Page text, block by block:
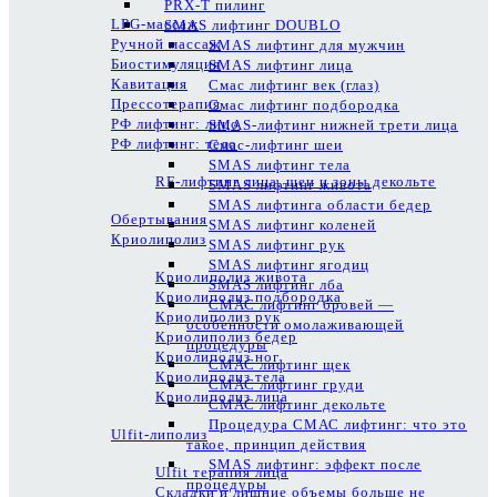
LPG-массаж
Ручной массаж
Биостимуляция
Кавитация
Прессотерапия
РФ лифтинг: лицо
РФ лифтинг: тело
RF-лифтинг лица, шеи и зоны декольте
Обертывания
Криолиполиз
Криолиполиз живота
Криолиполиз подбородка
Криолиполиз рук
Криолиполиз бедер
Криолиполиз ног
Криолиполиз тела
Криолиполиз лица
Ulfit-липолиз
Ulfit терапия лица
Складки и лишние объемы больше не
PRX-T пилинг
SMAS лифтинг DOUBLO
SMAS лифтинг для мужчин
SMAS лифтинг лица
Смас лифтинг век (глаз)
Смас лифтинг подбородка
SMAS-лифтинг нижней трети лица
Смас-лифтинг шеи
SMAS лифтинг тела
SMAS лифтинг живота
SMAS лифтинга области бедер
SMAS лифтинг коленей
SMAS лифтинг рук
SMAS лифтинг ягодиц
SMAS лифтинг лба
СМАС лифтинг бровей —
особенности омолаживающей
процедуры
СМАС лифтинг щек
СМАС лифтинг груди
СМАС лифтинг декольте
Процедура СМАС лифтинг: что это
такое, принцип действия
SMAS лифтинг: эффект после
процедуры